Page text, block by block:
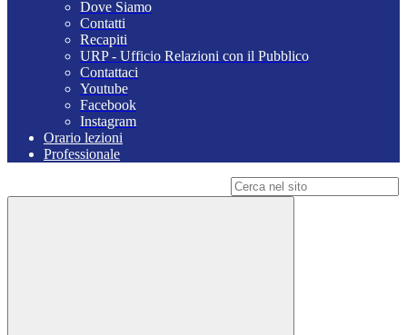
Dove Siamo
Contatti
Recapiti
URP - Ufficio Relazioni con il Pubblico
Contattaci
Youtube
Facebook
Instagram
Orario lezioni
Professionale